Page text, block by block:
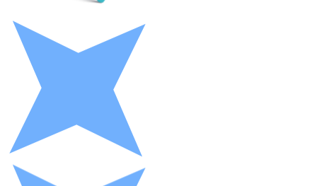
XRP